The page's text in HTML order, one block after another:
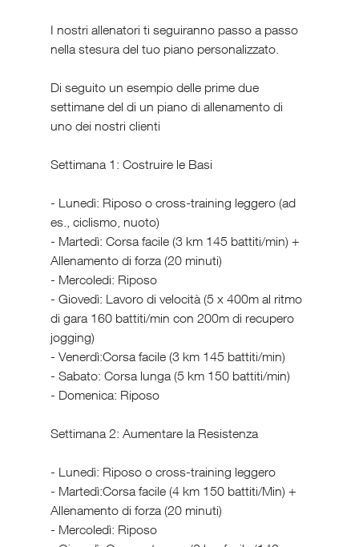
I nostri allenatori ti seguiranno passo a passo
nella stesura del tuo piano personalizzato.
Di seguito un esempio delle prime due
settimane del di un piano di allenamento di
uno dei nostri clienti
Settimana 1: Costruire le Basi
- Lunedì: Riposo o cross-training leggero (ad
es., ciclismo, nuoto)
- Martedì: Corsa facile (3 km 145 battiti/min) +
Allenamento di forza (20 minuti)
- Mercoledi: Riposo
- Giovedì: Lavoro di velocità (5 x 400m al ritmo
di gara 160 battiti/min con 200m di recupero
jogging)
- Venerdì:Corsa facile (3 km 145 battiti/min)
- Sabato: Corsa lunga (5 km 150 battiti/min)
- Domenica: Riposo
Settimana 2: Aumentare la Resistenza
- Lunedì: Riposo o cross-training leggero
- Martedì:Corsa facile (4 km 150 battiti/Min) +
Allenamento di forza (20 minuti)
- Mercoledì: Riposo